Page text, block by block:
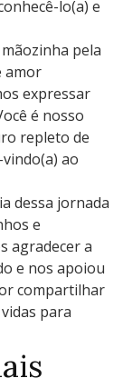
lo(a) e
pela
amor
expressar
é nosso
repleto de
ao
dessa jornada
e
agradecer a
e nos apoiou
compartilhar
para